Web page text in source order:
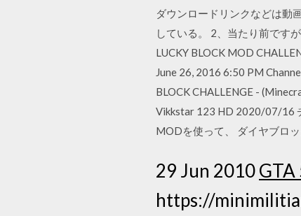
ダウンロードリンクなどは動
している。 2、当たり前です
LUCKY BLOCK MOD
June 26, 2016 6:50 PM
BLOCK CHALLENGE -
Vikkstar 123 HD 2020/07/16
MODを使って、 ダイヤブロ
29 Jun 2010GTA
https://